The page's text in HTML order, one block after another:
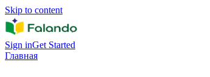
Skip to content
Sign inGet Started
Главная